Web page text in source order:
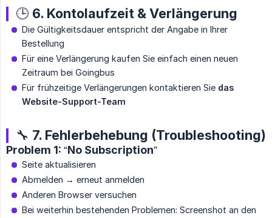
🕒 6. Kontolaufzeit & Verlängerung
Die Gültigkeitsdauer entspricht der Angabe in Ihrer
Bestellung
Für eine Verlängerung kaufen Sie einfach einen neuen
Zeitraum bei Goingbus
Für frühzeitige Verlängerungen kontaktieren Sie das
Website-Support-Team
🔧 7. Fehlerbehebung (Troubleshooting)
Problem 1: “No Subscription”
Seite aktualisieren
Abmelden → erneut anmelden
Anderen Browser versuchen
Bei weiterhin bestehenden Problemen: Screenshot an den